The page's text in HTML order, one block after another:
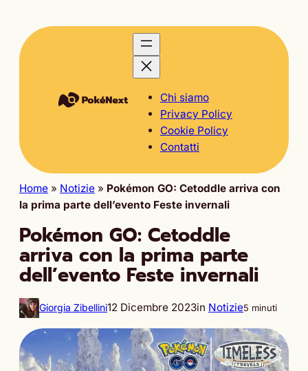
Chi siamo
Privacy Policy
Cookie Policy
Contatti
Home » Notizie » Pokémon GO: Cetoddle arriva con
la prima parte dell’evento Feste invernali
Pokémon GO: Cetoddle
arriva con la prima parte
dell’evento Feste invernali
Giorgia Zibellini12 Dicembre 2023in Notizie5 minuti